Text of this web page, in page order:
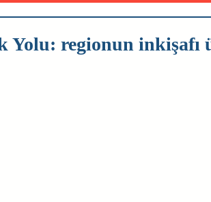
Yolu: regionun